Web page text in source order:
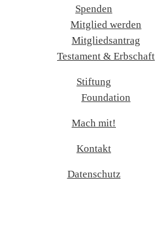
Spenden
Mitglied werden
Mitgliedsantrag
Testament & Erbschaft
Stiftung
Foundation
Mach mit!
Kontakt
Datenschutz